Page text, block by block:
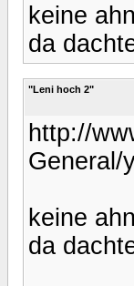
keine
da
"Leni hoch 2"
http://
General/
keine
da